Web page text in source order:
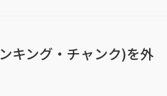
キング・チャンク)を外